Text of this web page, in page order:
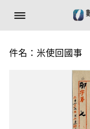
件名：米使回國事